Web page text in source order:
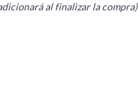
al finalizar la compra)